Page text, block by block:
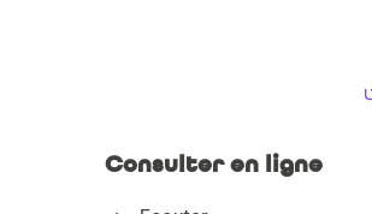
Consulter en ligne